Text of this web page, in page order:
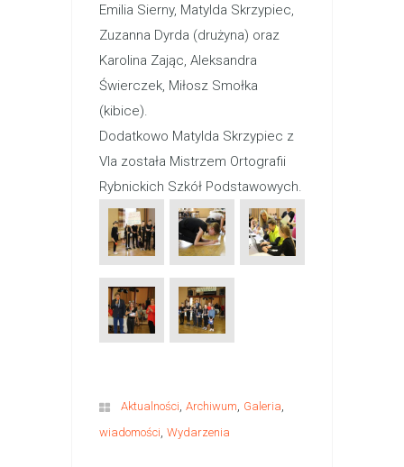
Emilia Sierny, Matylda Skrzypiec,
Zuzanna Dyrda (drużyna) oraz
Karolina Zając, Aleksandra
Świerczek, Miłosz Smołka
(kibice).
Dodatkowo Matylda Skrzypiec z
VIa została Mistrzem Ortografii
Rybnickich Szkół Podstawowych.
Aktualności, Archiwum, Galeria,
wiadomości, Wydarzenia